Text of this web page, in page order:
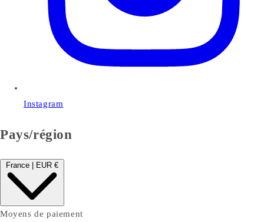
Instagram
Pays/région
France | EUR €
Moyens de paiement